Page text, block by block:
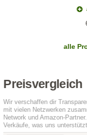
alle
Preisvergleich
Wir verschaffen dir
mit vielen Netzwerken
Network und Amazon-
Verkäufe, was uns